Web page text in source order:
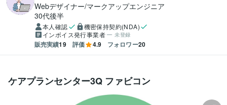
Webデザイナー/マークアップエンジニア
30代後半
本人確認
機密保持契約(NDA)
インボイス発行事業者
未登録
販売実績19 評価 4.9 フォロワー20
ケアプランセンター3Q ファビコン